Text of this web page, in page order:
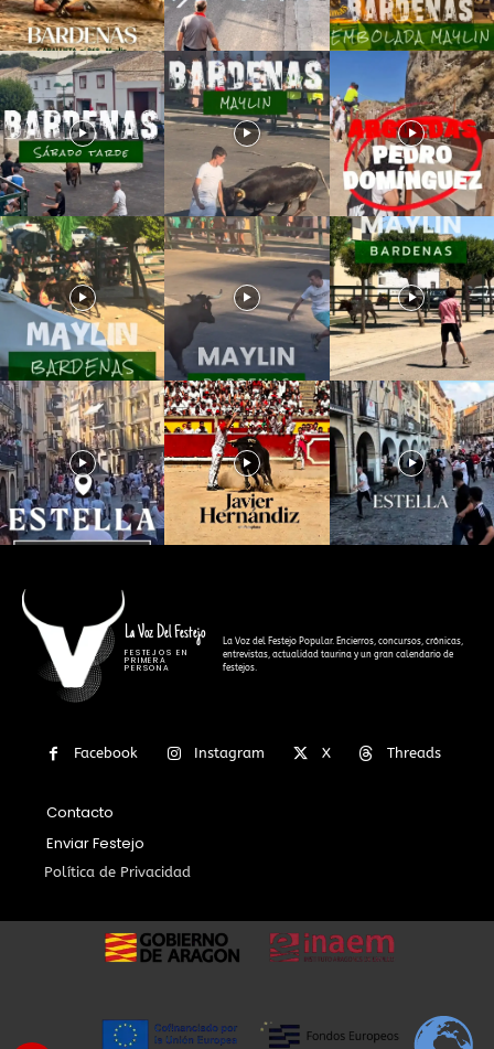
La Voz Del Festejo
FESTEJOS EN
PRIMERA
PERSONA
La Voz del Festejo Popular. Encierros, concursos, crónicas,
entrevistas, actualidad taurina y un gran calendario de
festejos.
Facebook Instagram X Threads
Contacto
Enviar Festejo
Política de Privacidad